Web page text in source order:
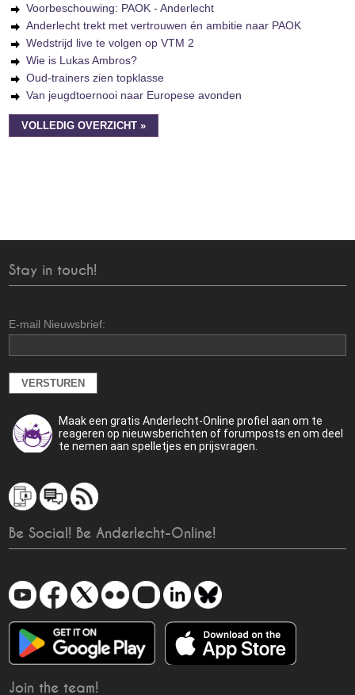
Voorbeschouwing: PAOK - Anderlecht
Anderlecht trekt met vertrouwen én ambitie naar PAOK
Wedstrijd live te volgen op VTM 2
Wie is Lukas Ambros?
Oud-trainers zien topklasse
Van jeugdtoernooi naar Europese avonden
VOLLEDIG OVERZICHT »
Stay in touch!
E-mail Nieuwsbrief:
Maak een gratis Anderlecht-Online profiel aan om te
reageren op nieuwsberichten of forumposts en om deel
te nemen aan spelletjes en prijsvragen.
Be Social! Be Anderlecht-Online!
Join the team!